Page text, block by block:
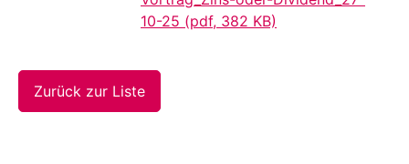
10-25 (pdf, 382 KB)
Zurück zur Liste